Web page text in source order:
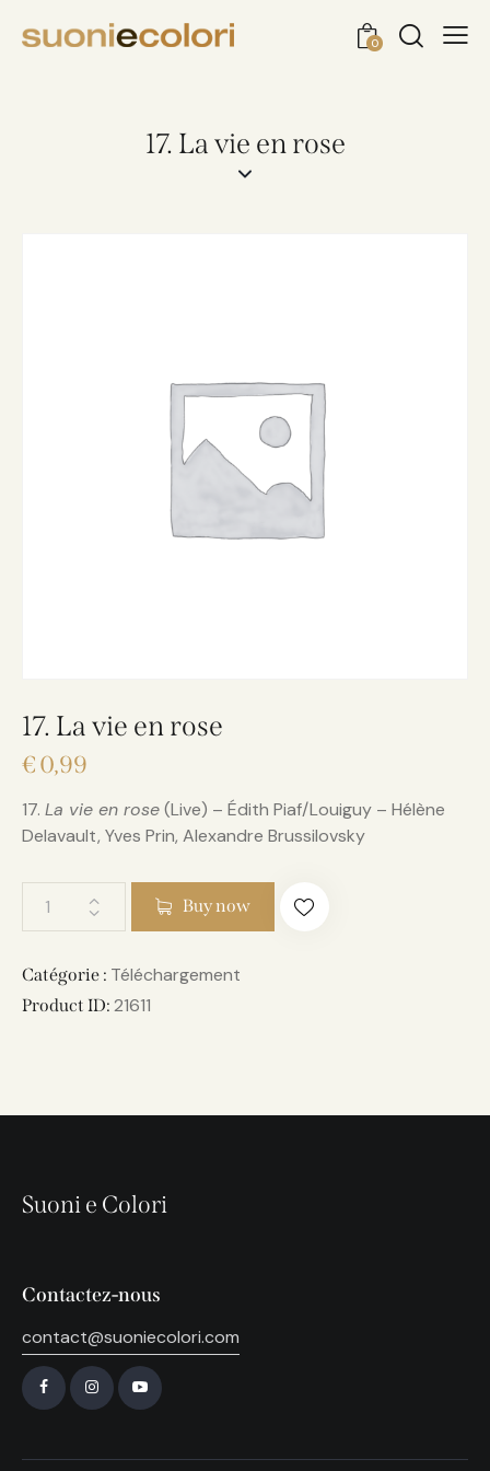
0
17. La vie en rose
17. La vie en rose
€0,99
17. La vie en rose(Live) – Édith Piaf/Louiguy – Hélène
Delavault, Yves Prin, Alexandre Brussilovsky
Buy now
Catégorie : Téléchargement
Product ID: 21611
Suoni e Colori
Contactez-nous
contact@suoniecolori.com